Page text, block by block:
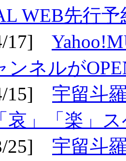
WEB先行
17]
ンネルが
15] 宇留斗
哀」「楽」
25] 宇留斗